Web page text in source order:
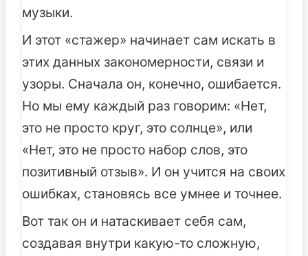
музыки.
И этот «стажер» начинает сам искать в
этих данных закономерности, связи и
узоры. Сначала он, конечно, ошибается.
Но мы ему каждый раз говорим: «Нет,
это не просто круг, это солнце», или
«Нет, это не просто набор слов, это
позитивный отзыв». И он учится на своих
ошибках, становясь все умнее и точнее.
Вот так он и натаскивает себя сам,
создавая внутри какую-то сложную,